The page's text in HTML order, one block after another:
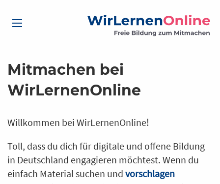
Mitmachen bei
WirLernenOnline
Willkommen bei WirLernenOnline!
Toll, dass du dich für digitale und offene Bildung
in Deutschland engagieren möchtest. Wenn du
einfach Material suchen und vorschlagen